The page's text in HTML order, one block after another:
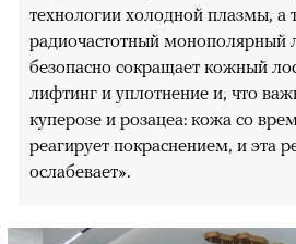
технологии холодной плазмы, а
радиочастотный монополярный
безопасно сокращает кожный
лифтинг и уплотнение и, что
куперозе и розацеа: кожа со
реагирует покраснением, и эта
ослабевает».